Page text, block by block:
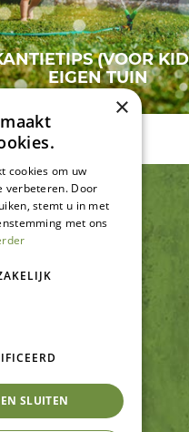
(VOOR
EIGEN TUIN
CONTACT
De Schouw
3991 AT Houten
×
cookies om uw
verbeteren. Door
stemt u in met
met ons
SLUITEN